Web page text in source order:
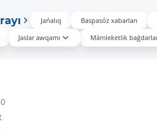
Jańalıq Baspasóz xabarları
Jaslar awqamı Mámleketlik